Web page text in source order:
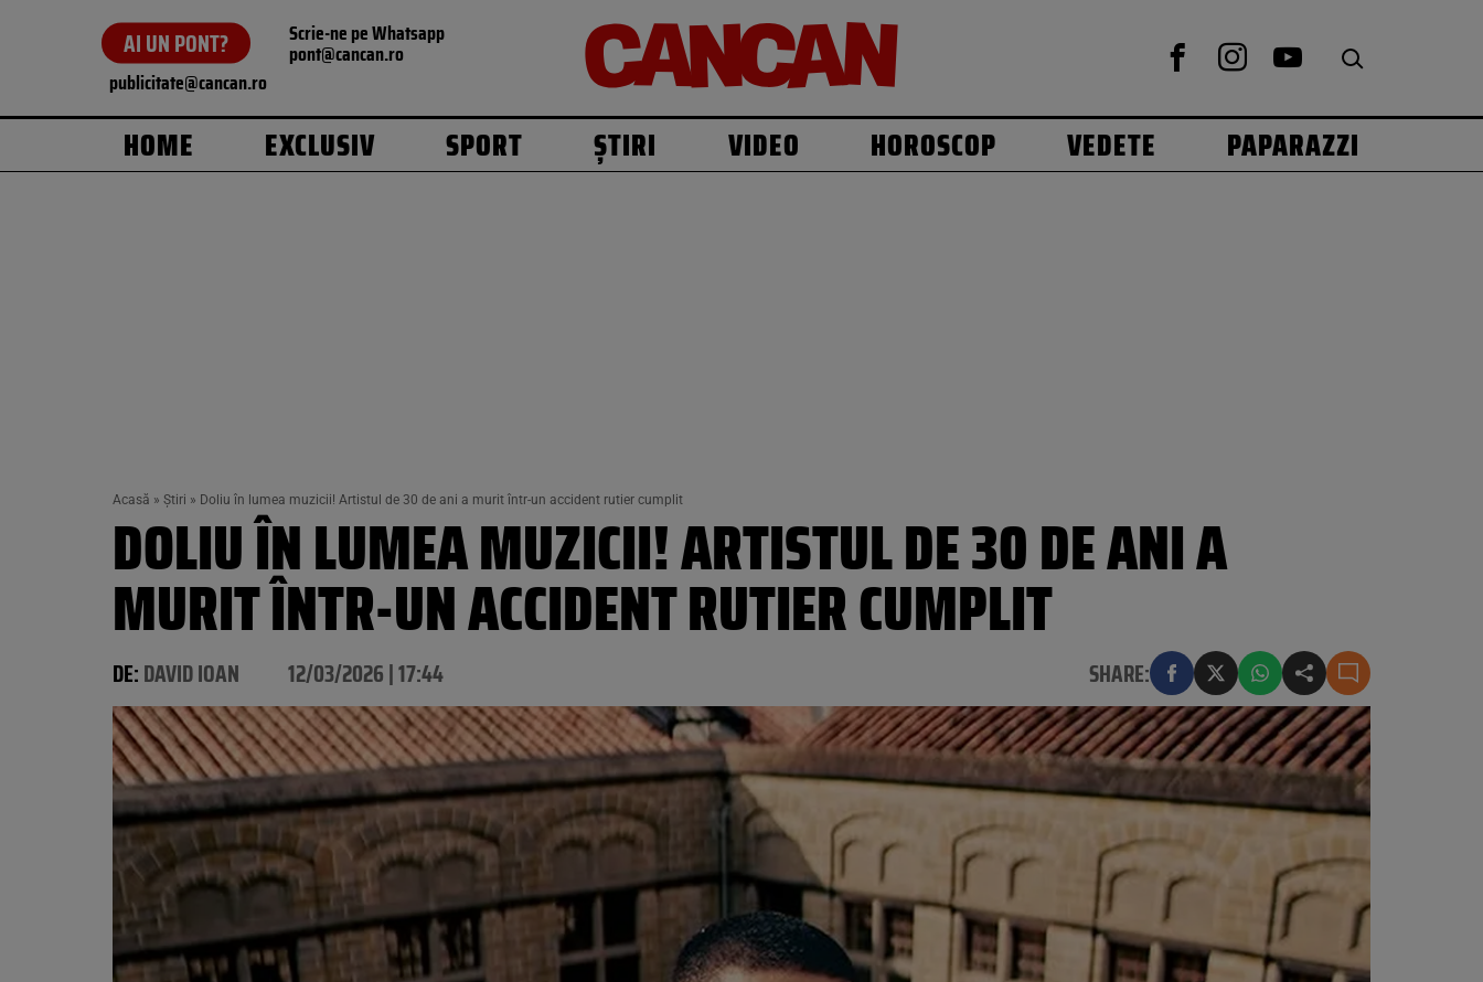
AI UN PONT? Scrie-ne pe Whatsapp
pont@cancan.ro
publicitate@cancan.ro
HOME EXCLUSIV SPORT ȘTIRI VIDEO HOROSCOP VEDETE PAPARAZZI
Acasă » Știri » Doliu în lumea muzicii! Artistul de 30 de ani a murit într-un accident rutier cumplit
DOLIU ÎN LUMEA MUZICII! ARTISTUL DE 30 DE ANI A
MURIT ÎNTR-UN ACCIDENT RUTIER CUMPLIT
DE:DAVID IOAN 12/03/2026 | 17:44 SHARE: